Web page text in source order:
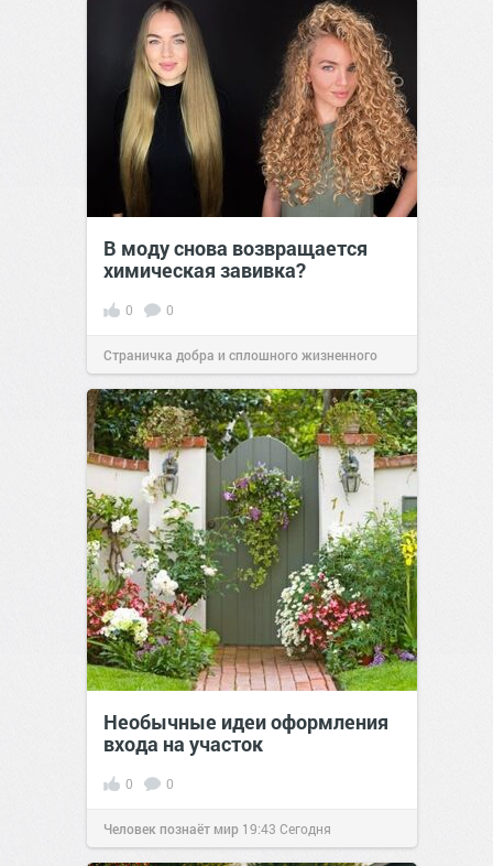
В моду снова возвращается
химическая завивка?
0 0
Страничка добра и сплошного жизненного
позитива!11:38Сегодня
Необычные идеи оформления
входа на участок
0 0
Человек познаёт мир 19:43 Сегодня